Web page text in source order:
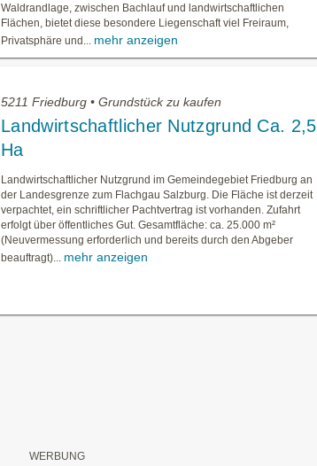
Waldrandlage, zwischen Bachlauf und landwirtschaftlichen
Flächen, bietet diese besondere Liegenschaft viel Freiraum,
Privatsphäre und...
mehr anzeigen
5211 Friedburg • Grundstück zu kaufen
Landwirtschaftlicher Nutzgrund Ca. 2,5
Ha
Landwirtschaftlicher Nutzgrund im Gemeindegebiet Friedburg an
der Landesgrenze zum Flachgau Salzburg. Die Fläche ist derzeit
verpachtet, ein schriftlicher Pachtvertrag ist vorhanden. Zufahrt
erfolgt über öffentliches Gut. Gesamtfläche: ca. 25.000 m²
(Neuvermessung erforderlich und bereits durch den Abgeber
beauftragt)...
mehr anzeigen